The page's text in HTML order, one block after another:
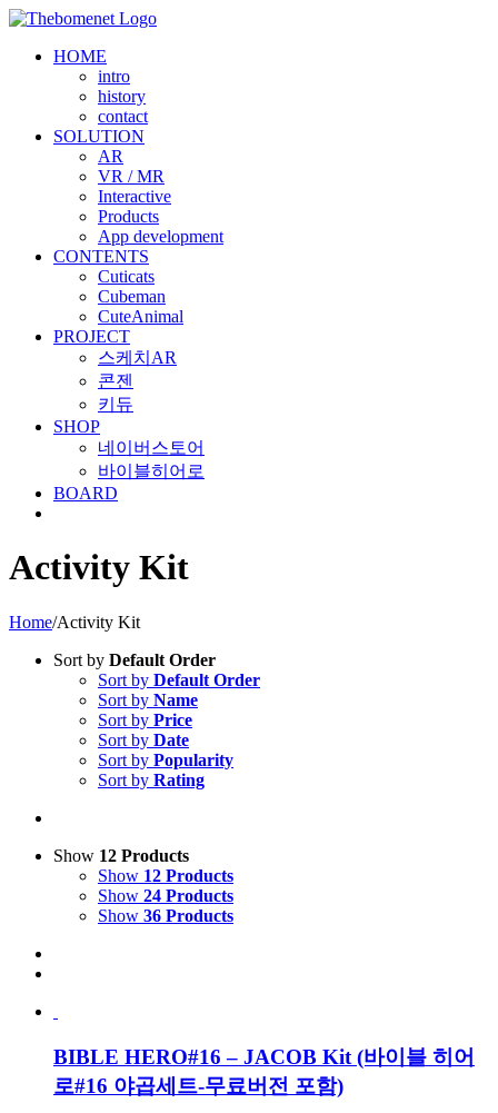
Skip
contentHOME
intro
history
contact
SOLUTION
AR
VR / MR
Interactive
Products
App development
CONTENTS
Cuticats
Cubeman
CuteAnimal
PROJECT
스케치AR
콘젠
키듀
SHOP
네이버스토어
바이블히어로
BOARD
Activity Kit
Home/Activity Kit
Sort by Default Order
Sort by Default Order
Sort by Name
Sort by Price
Sort by Date
Sort by Popularity
Sort by Rating
Show 12 Products
Show 12 Products
Show 24 Products
Show 36 Products
BIBLE HERO#16 – JACOB Kit (바이블 히어
로#16 야곱세트-무료버전 포함)